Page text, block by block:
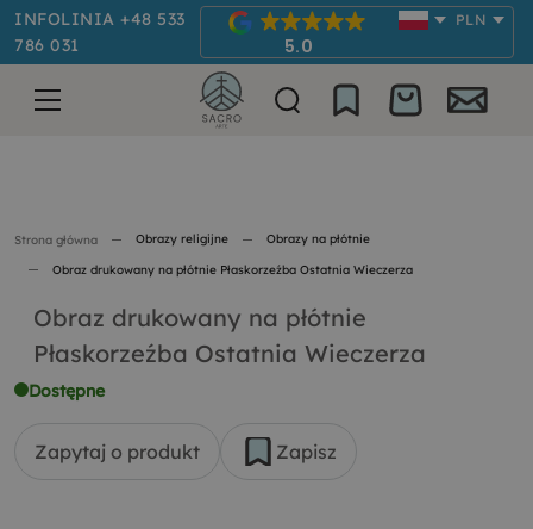
INFOLINIA +48 533
786 031
5.0
PLN
Strona główna Obrazy religijne Obrazy na płótnie
Obraz drukowany na płótnie Płaskorzeźba Ostatnia Wieczerza
Obraz drukowany na płótnie
Płaskorzeźba Ostatnia Wieczerza
Dostępne
Zapytaj o produkt Zapisz